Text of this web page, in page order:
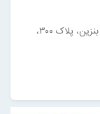
تهران خیابان دولت (کلاهدوز)، رو به روی پمپ بنزین، پلاک ۳۰۰،